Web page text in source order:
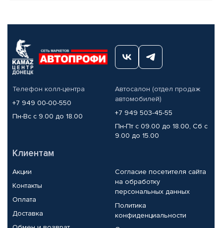
Телефон колл-центра
+7 949 00-00-550
Пн-Вс с 9.00 до 18.00
Автосалон (отдел продаж
автомобилей)
+7 949 503-45-55
Пн-Пт с 09.00 до 18.00, Сб с
9.00 до 15.00
Клиентам
Акции
Контакты
Оплата
Доставка
Согласие посетителя сайта
на обработку
персональных данных
Политика
конфиденциальности